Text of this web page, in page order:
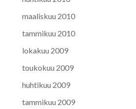
maaliskuu 2010
tammikuu 2010
lokakuu 2009
toukokuu 2009
huhtikuu 2009
tammikuu 2009